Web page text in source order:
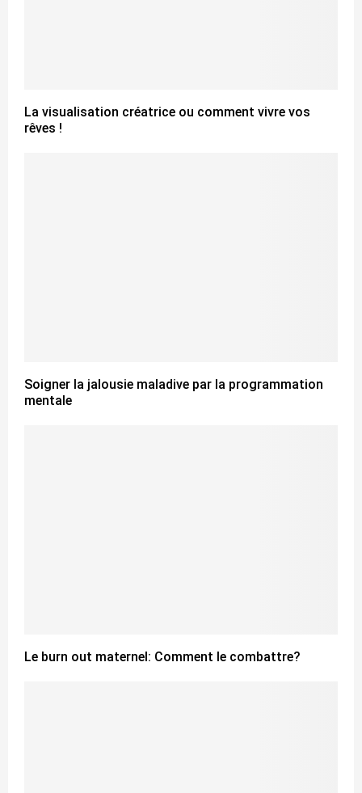
La visualisation créatrice ou comment vivre vos
rêves !
Soigner la jalousie maladive par la programmation
mentale
Le burn out maternel: Comment le combattre?